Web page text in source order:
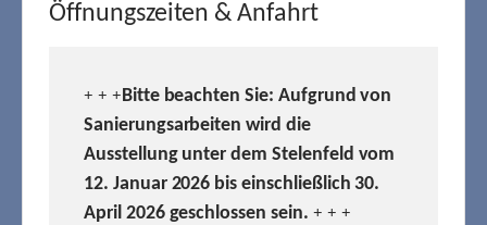
Öffnungszeiten & Anfahrt
+ + +Bitte beachten Sie: Aufgrund von
Sanierungsarbeiten wird die
Ausstellung unter dem Stelenfeld vom
12. Januar 2026 bis einschließlich 30.
April 2026 geschlossen sein. + + +